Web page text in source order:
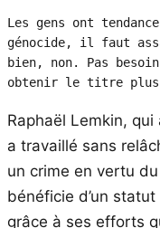
Les gens ont
génocide, il faut
bien, non. Pas
obtenir le titre plus
Raphaël Lemkin,
a travaillé sans
un crime en vertu
bénéficie d’un
grâce à ses efforts